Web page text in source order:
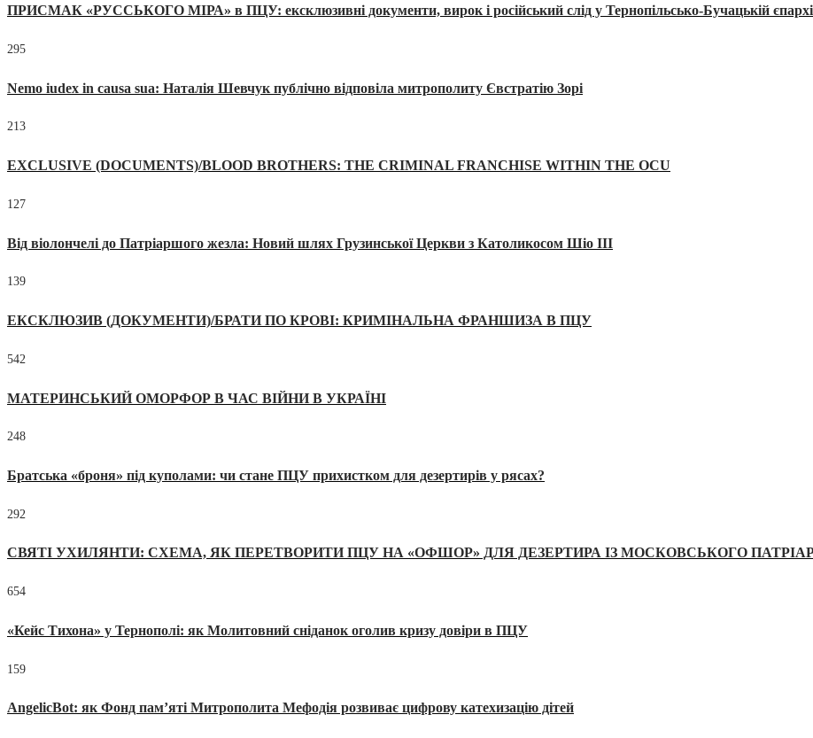
ПРИСМАК «РУССЬКОГО МІРА» в ПЦУ: ексклюзивні документи, вирок і російський слід у Тернопільсько-Бучацькій
295
Nemo iudex in causa sua: Наталія Шевчук публічно відповіла митрополиту Євстратію Зорі
213
EXCLUSIVE (DOCUMENTS)/BLOOD BROTHERS: THE CRIMINAL FRANCHISE WITHIN THE OCU
127
Від віолончелі до Патріаршого жезла: Новий шлях Грузинської Церкви з Католикосом Шіо III
139
ЕКСКЛЮЗИВ (ДОКУМЕНТИ)/БРАТИ ПО КРОВІ: КРИМІНАЛЬНА ФРАНШИЗА В ПЦУ
542
МАТЕРИНСЬКИЙ ОМОРФОР В ЧАС ВІЙНИ В УКРАЇНІ
248
Братська «броня» під куполами: чи стане ПЦУ прихистком для дезертирів у рясах?
292
СВЯТІ УХИЛЯНТИ: СХЕМА, ЯК ПЕРЕТВОРИТИ ПЦУ НА «ОФШОР» ДЛЯ ДЕЗЕРТИРА ІЗ МОСКОВСЬКОГО
654
«Кейс Тихона» у Тернополі: як Молитовний сніданок оголив кризу довіри в ПЦУ
159
AngelicBot: як Фонд пам’яті Митрополита Мефодія розвиває цифрову катехизацію дітей